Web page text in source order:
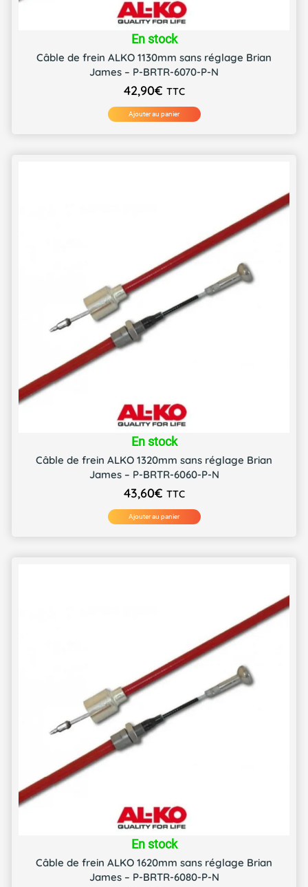
En stock
Câble de frein ALKO 1130mm sans réglage Brian
James – P-BRTR-6070-P-N
42,90€ TTC
Ajouter au panier
En stock
Câble de frein ALKO 1320mm sans réglage Brian
James – P-BRTR-6060-P-N
43,60€ TTC
Ajouter au panier
En stock
Câble de frein ALKO 1620mm sans réglage Brian
James – P-BRTR-6080-P-N